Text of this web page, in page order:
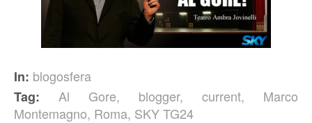
In: blogosfera
Tag:
Al Gore, blogger, current, Marco
Montemagno, Roma, SKY TG24